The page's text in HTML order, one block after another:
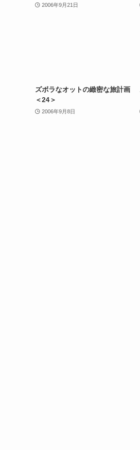
2006年9月21日
ズボラなオットの緻密な旅計画
＜24＞
2006年9月8日